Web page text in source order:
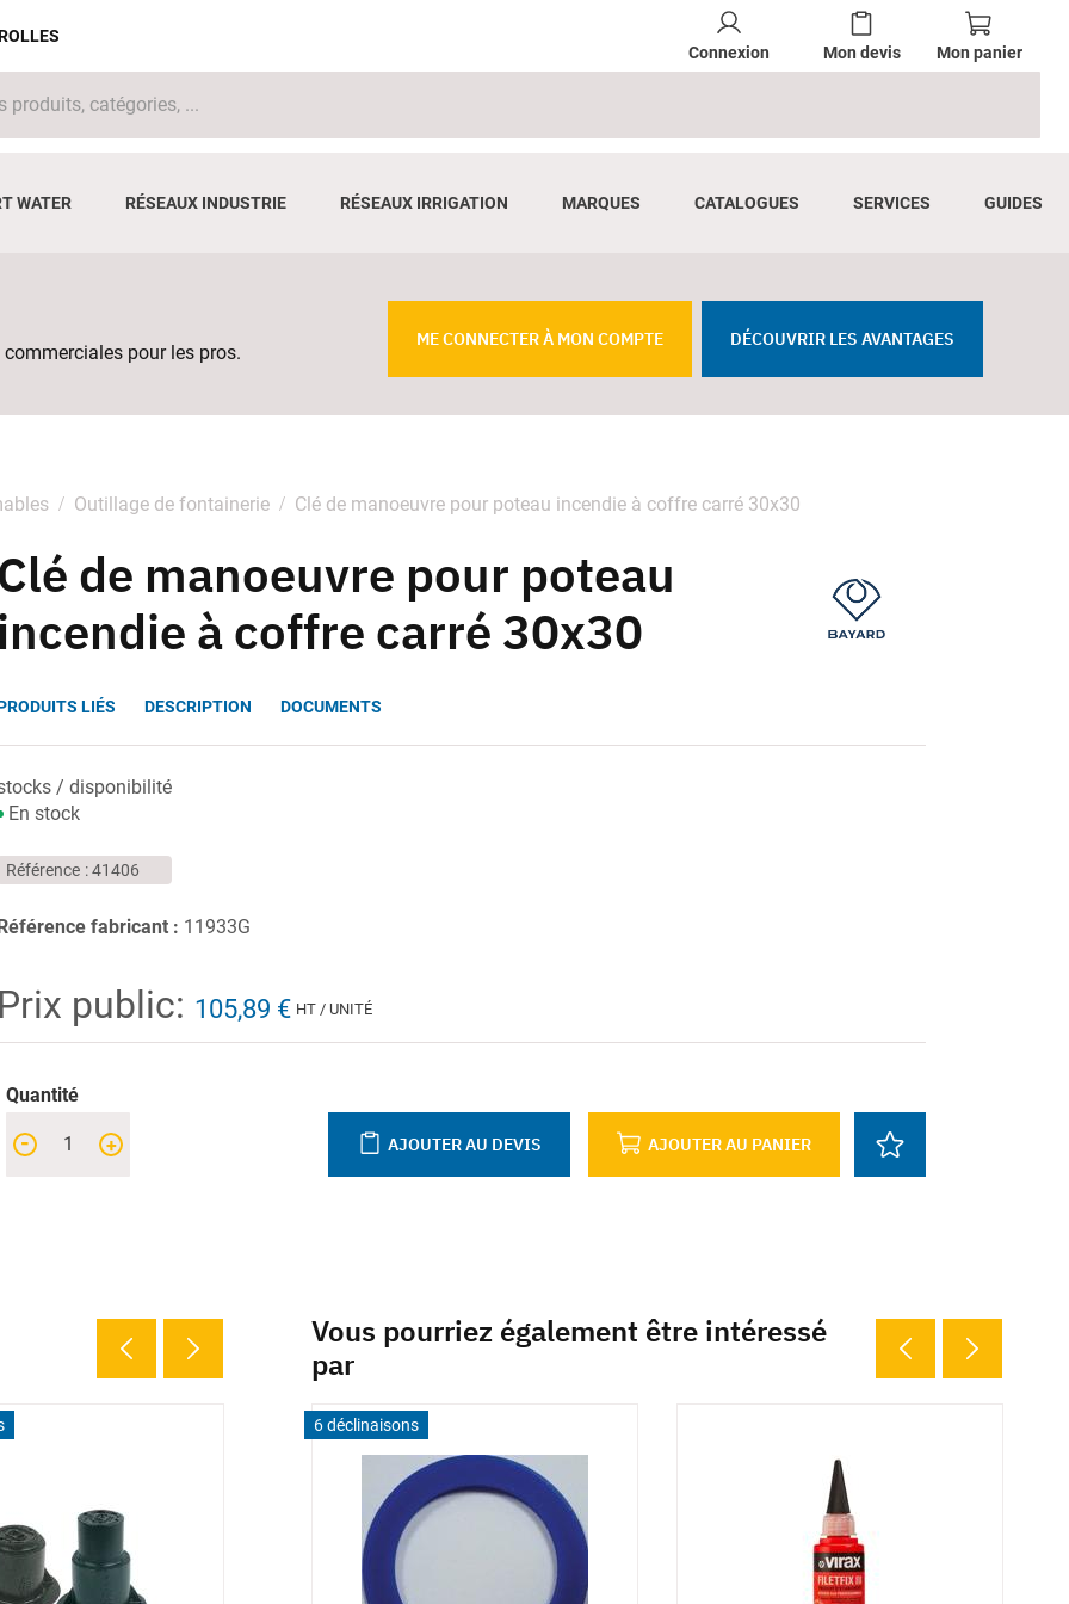
Connexion Mon devis Mon panier
WATER RÉSEAUX INDUSTRIE RÉSEAUX IRRIGATION MARQUES CATALOGUES SERVICES GUIDES
pour les pros.
ME CONNECTER À MON COMPTE DÉCOUVRIR LES AVANTAGES
Outillage de fontainerie Clé de manoeuvre pour poteau incendie à coffre carré 30x30
Clé de manoeuvre pour poteau
incendie à coffre carré 30x30
LIÉS DESCRIPTION DOCUMENTS
/ disponibilité
En stock
Référence 41406
fabricant : 11933G
Prix public: 105,89 € HT / UNITÉ
Quantité
+
- AJOUTER AU PANIER
AJOUTER AU DEVIS
6 déclinaisons
Vous pourriez également être intéressé
par
6 déclinaisons